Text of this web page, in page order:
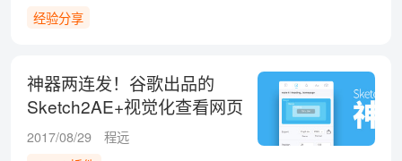
经验分享
神器两连发！谷歌出品的
Sketch2AE+视觉化查看网页
样式及标注的扩展
2017/08/29
程远